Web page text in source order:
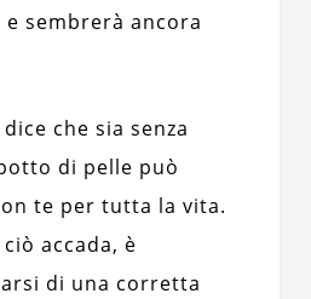
sembrerà ancora
che sia senza
di pelle può
te per tutta la vita.
accada, è
di una corretta